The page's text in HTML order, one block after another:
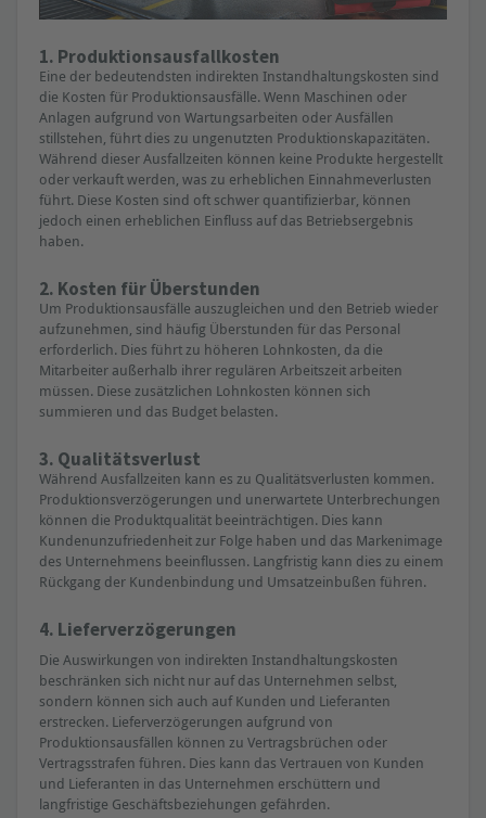
1. Produktionsausfallkosten
Eine der bedeutendsten indirekten Instandhaltungskosten sind
die Kosten für Produktionsausfälle. Wenn Maschinen oder
Anlagen aufgrund von Wartungsarbeiten oder Ausfällen
stillstehen, führt dies zu ungenutzten Produktionskapazitäten.
Während dieser Ausfallzeiten können keine Produkte hergestellt
oder verkauft werden, was zu erheblichen Einnahmeverlusten
führt. Diese Kosten sind oft schwer quantifizierbar, können
jedoch einen erheblichen Einfluss auf das Betriebsergebnis
haben.
2. Kosten für Überstunden
Um Produktionsausfälle auszugleichen und den Betrieb wieder
aufzunehmen, sind häufig Überstunden für das Personal
erforderlich. Dies führt zu höheren Lohnkosten, da die
Mitarbeiter außerhalb ihrer regulären Arbeitszeit arbeiten
müssen. Diese zusätzlichen Lohnkosten können sich
summieren und das Budget belasten.
3. Qualitätsverlust
Während Ausfallzeiten kann es zu Qualitätsverlusten kommen.
Produktionsverzögerungen und unerwartete Unterbrechungen
können die Produktqualität beeinträchtigen. Dies kann
Kundenunzufriedenheit zur Folge haben und das Markenimage
des Unternehmens beeinflussen. Langfristig kann dies zu einem
Rückgang der Kundenbindung und Umsatzeinbußen führen.
4. Lieferverzögerungen
Die Auswirkungen von indirekten Instandhaltungskosten
beschränken sich nicht nur auf das Unternehmen selbst,
sondern können sich auch auf Kunden und Lieferanten
erstrecken. Lieferverzögerungen aufgrund von
Produktionsausfällen können zu Vertragsbrüchen oder
Vertragsstrafen führen. Dies kann das Vertrauen von Kunden
und Lieferanten in das Unternehmen erschüttern und
langfristige Geschäftsbeziehungen gefährden.